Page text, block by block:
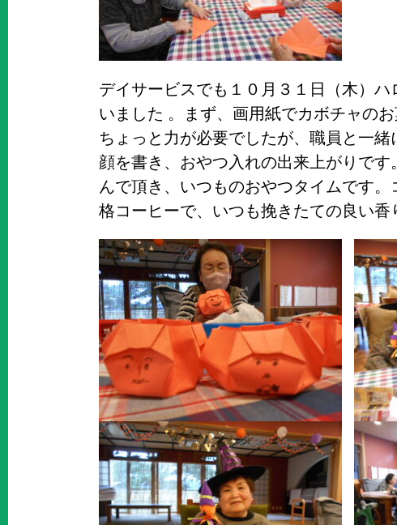
デイサービスでも１０月３１日（木）
いました 。まず、画用紙でカボチャの
ちょっと力が必要でしたが、職員と一
顔を書き、おやつ入れの出来上がりで
んで頂き、いつものおやつタイムです
格コーヒーで、いつも挽きたての良い香